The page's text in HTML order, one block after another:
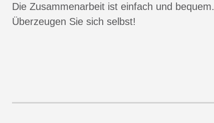
Die Zusammenarbeit ist einfach und bequem.
Überzeugen Sie sich selbst!